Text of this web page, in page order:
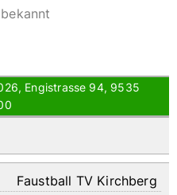
Engistrasse 94, 9535
Faustball TV Kirchberg